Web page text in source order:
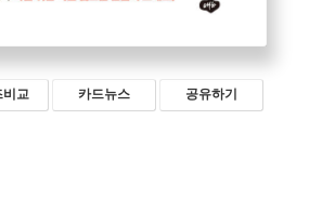
비교 카드뉴스 공유하기